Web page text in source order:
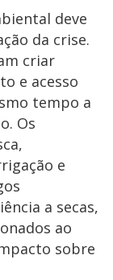
deve
da crise.
criar
e acesso
tempo a
Os
e
a secas,
ao
sobre